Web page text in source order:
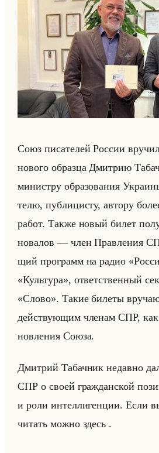
Союз пи­са­те­лей Рос­сии
но­во­го об­раз­ца Дмит­рию
ми­ни­стру об­ра­зо­ва­ния
те­лю, пуб­ли­ци­сту, ав­то­ру
работ. Также новый билет
но­ва­лов — член Прав­ле­ния
щий про­грамм на радио
«Культура», от­вет­ствен­ный
«Слово». Такие би­ле­ты
действу­ющим чле­нам СПР,
нов­ле­ния Союза.
Дмит­рий Та­бач­ник недав­но
СПР о своей граж­дан­ской
и роли ин­тел­ли­ген­ции. Если
чи­тать можно здесь .